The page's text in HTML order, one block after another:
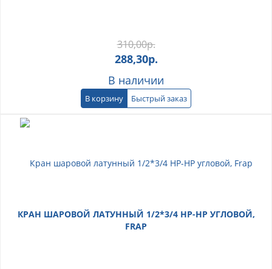
310,00р.
288,30р.
В наличии
В корзину Быстрый заказ
КРАН ШАРОВОЙ ЛАТУННЫЙ 1/2*3/4 НР-НР УГЛОВОЙ,
FRAP